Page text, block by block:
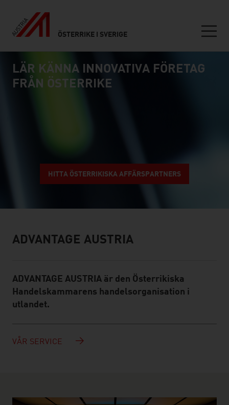
ÖSTERRIKE I SVERIGE
Inhalt
connect
LÄR KÄNNA INNOVATIVA FÖRETAG
FRÅN ÖSTERRIKE
HITTA ÖSTERRIKISKA AFFÄRSPARTNERS
Infobox
ADVANTAGE AUSTRIA
ADVANTAGE AUSTRIA är den Österrikiska
Handelskammarens handelsorganisation i
utlandet.
VÅR SERVICE